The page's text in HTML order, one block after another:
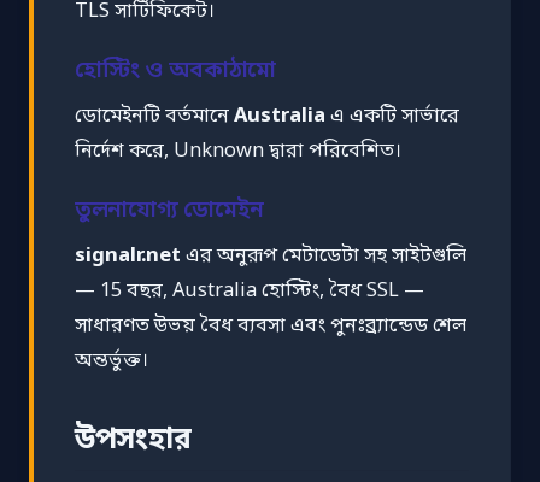
TLS সার্টিফিকেট।
হোস্টিং ও অবকাঠামো
ডোমেইনটি বর্তমানেAustralia এ একটি সার্ভারে
নির্দেশ করে, Unknown দ্বারা পরিবেশিত।
তুলনাযোগ্য ডোমেইন
signalr.net এর অনুরূপ মেটাডেটা সহ সাইটগুলি
— 15 বছর, Australia হোস্টিং, বৈধ SSL —
সাধারণত উভয় বৈধ ব্যবসা এবং পুনঃব্র্যান্ডেড শেল
অন্তর্ভুক্ত।
উপসংহার